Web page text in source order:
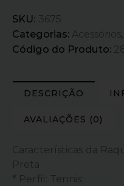
SKU: 3675
Categorias: Acessórios ,
Código do Produto:
DESCRIÇÃO
AVALIAÇÕES (0)
Características da
Preta
* Perfil: Tennis;